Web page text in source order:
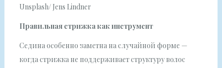
Unsplash/ Jens Lindner
Правильная стрижка как инструмент
Седина особенно заметна на случайной форме —
когда стрижка не поддерживает структуру волос